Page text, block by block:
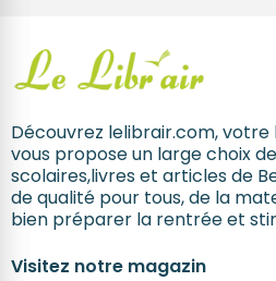
Découvrez lelibrair.com, votre
vous propose un large choix
scolaires,livres et articles de
de qualité pour tous, de la
bien préparer la rentrée et
Visitez notre magazin